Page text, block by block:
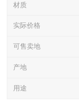
材质
实际价格
可售卖地
产地
用途